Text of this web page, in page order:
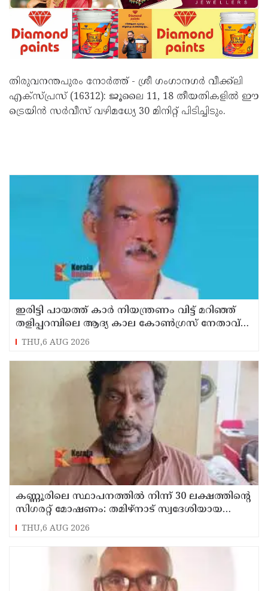
തിരുവനന്തപുരം നോർത്ത് - ശ്രീ ഗംഗാനഗർ വീക്ക്‌ലി
എക്സ്പ്രസ് (16312): ജൂലൈ 11, 18 തീയതികളിൽ ഈ
ട്രെയിൻ സർവീസ് വഴിമധ്യേ 30 മിനിറ്റ് പിടിച്ചിടും.
ഇരിട്ടി പായത്ത് കാർ നിയന്ത്രണം വിട്ട് മറിഞ്ഞ്
തളിപ്പറമ്പിലെ ആദ്യ കാല കോണ്‍ഗ്രസ് നേതാവ്
മരിച്ചു
THU,6 AUG 2026
കണ്ണൂരിലെ സ്ഥാപനത്തിൽ നിന്ന് 30 ലക്ഷത്തിന്റെ
സിഗരറ്റ് മോഷണം: തമിഴ്‌നാട് സ്വദേശിയായ
സെയിൽസ്മാൻ തെങ്കാശിയിൽ പിടിയിൽ
THU,6 AUG 2026